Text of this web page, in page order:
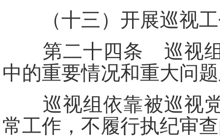
（十三）开展巡视工
第二十四条 巡视组
中的重要情况和重大问
巡视组依靠被巡视党
常工作，不履行执纪审